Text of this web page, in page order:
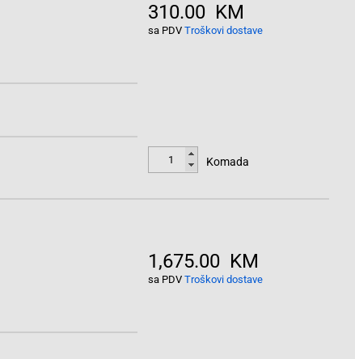
310.00 KM
sa PDV Troškovi dostave
Komada
1,675.00 KM
sa PDV Troškovi dostave